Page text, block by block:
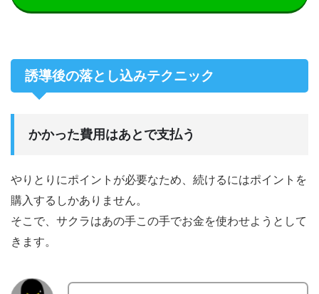
誘導後の落とし込みテクニック
かかった費用はあとで支払う
やりとりにポイントが必要なため、続けるにはポイントを
購入するしかありません。
そこで、サクラはあの手この手でお金を使わせようとして
きます。